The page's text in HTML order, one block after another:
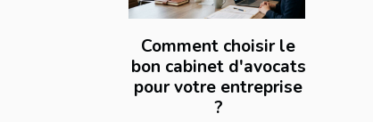
Comment choisir le
bon cabinet d'avocats
pour votre entreprise
?